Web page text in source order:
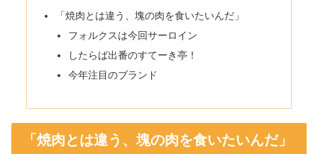
「焼肉とは違う、塊の肉を食いたいんだ」
フォルクスは今回サーロイン
したらば出番のすてーき亭！
今年注目のブランド
「焼肉とは違う、塊の肉を食いたいんだ」